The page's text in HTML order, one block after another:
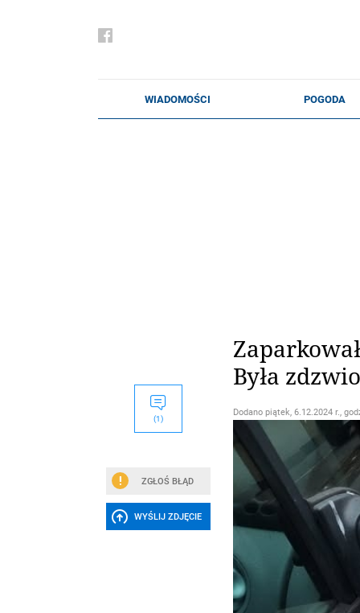
(1)
ZGŁOŚ BŁĄD
WYŚLIJ ZDJĘCIE
Była
Dodano piątek, 6.12.2024 r.,